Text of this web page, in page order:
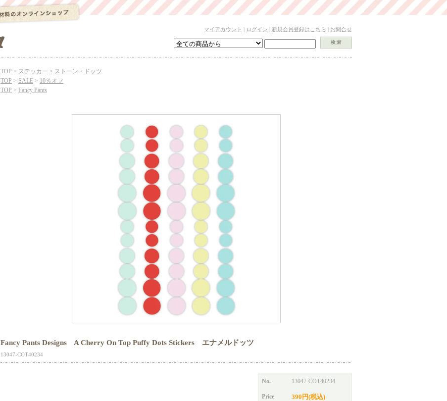
マイアカウント | ログイン | 新規会員登録はこちら | お問合せ
TOP > ステッカー > ストーン・ドッツ
TOP > SALE > 10％オフ
TOP > Fancy Pants
Fancy Pants Designs A Cherry On Top Puffy Dots Stickers エナメルドッツ
13047-COT40234
No. 13047-COT40234
Price 390円(税込)